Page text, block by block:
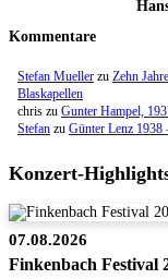
Kommentare
Stefan Mueller zu Zehn
Blaskapellen
chris zu Gunter Hampel,
Stefan zu Günter Lenz 1938
Konzert-
07.08.2026
Finkenbach Festival